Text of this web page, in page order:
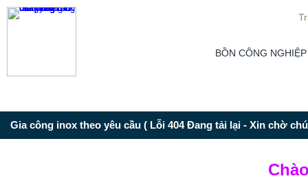
BỒN CÔNG NGHIỆP
From this section downward is Zalo source code
Gia công inox theo yêu cầu ( Lỗi 404 Đang tải lại - Xin chờ